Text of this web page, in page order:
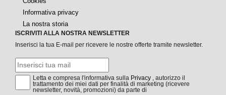
Informativa privacy
La nostra storia
ISCRIVITI ALLA NOSTRA NEWSLETTER
Inserisci la tua E-mail per ricevere le nostre offerte tramite newsletter.
Letta e compresa l'informativa sulla Privacy , autorizzo il
trattamento dei miei dati per finalità di marketing (ricevere
newsletter, novità, promozioni) da parte di